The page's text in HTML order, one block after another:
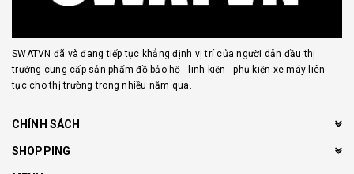
SWATVN đã và đang tiếp tục khẳng định vị trí của người dẫn đầu thị
trường cung cấp sản phẩm đồ bảo hộ - linh kiện - phụ kiện xe máy liên
tục cho thị trường trong nhiều năm qua.
CHÍNH SÁCH
SHOPPING